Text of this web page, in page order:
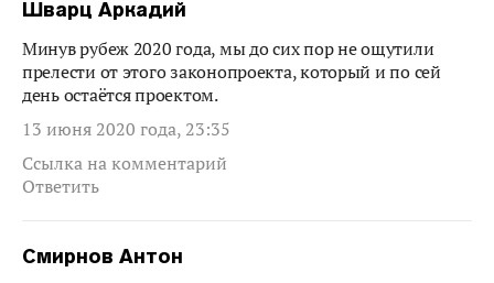
Шварц Аркадий
Минув рубеж 2020 года, мы до сих пор не ощутили
прелести от этого законопроекта, который и по сей
день остаётся проектом.
13 июня 2020 года, 23:35
Ссылка на комментарий
Ответить
Смирнов Антон